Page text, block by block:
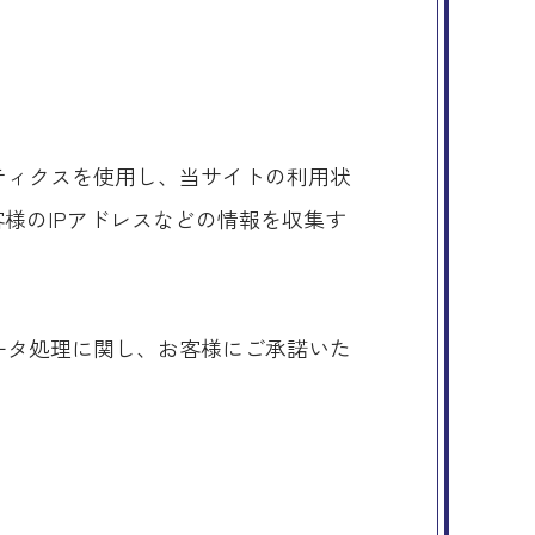
クスを使用し、当サイトの利用状
のIPアドレスなどの情報を収集す
処理に関し、お客様にご承諾いた